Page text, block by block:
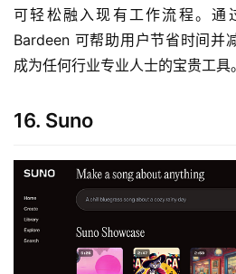
程
A
I
课
关
可轻松融入现有工作流程。通
Bardeen 可帮助用户节省时间并
成为任何行业专业人士的宝贵工具。
16. Suno